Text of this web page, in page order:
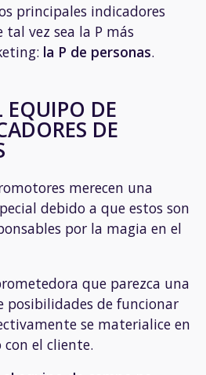
principales indicadores
vez sea la P más
la P de personas.
EQUIPO DE
DE
merecen una
debido a que estos son
por la magia en el
que parezca una
posibilidades de funcionar
se materialice en
el cliente.